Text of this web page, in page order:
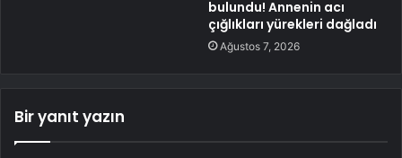
bulundu! Annenin acı
çığlıkları yürekleri dağladı
Ağustos 7, 2026
Bir yanıt yazın